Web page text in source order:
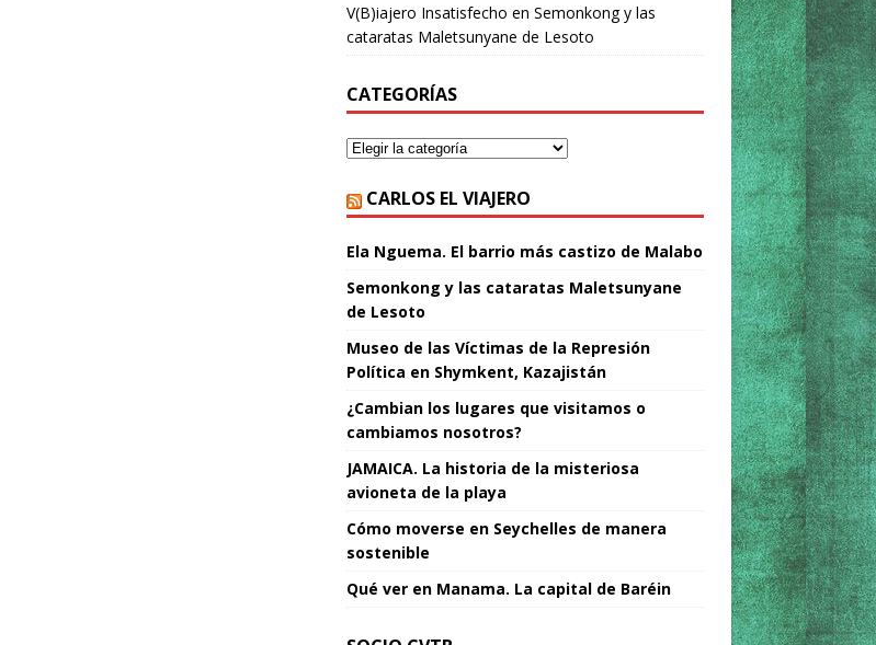
V(B)iajero Insatisfecho en Semonkong y las
cataratas Maletsunyane de Lesoto
CATEGORÍAS
CARLOS EL VIAJERO
Ela Nguema. El barrio más castizo de Malabo
Semonkong y las cataratas Maletsunyane
de Lesoto
Museo de las Víctimas de la Represión
Política en Shymkent, Kazajistán
¿Cambian los lugares que visitamos o
cambiamos nosotros?
JAMAICA. La historia de la misteriosa
avioneta de la playa
Cómo moverse en Seychelles de manera
sostenible
Qué ver en Manama. La capital de Baréin